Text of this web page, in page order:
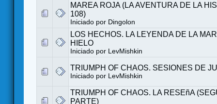
MAREA ROJA (LA AVENTURA DE LA
108)
Iniciado por Dingolon
LOS HECHOS. LA LEYENDA DE LA
HIELO
Iniciado por LevMishkin
TRIUMPH OF CHAOS. SESIONES DE
Iniciado por LevMishkin
TRIUMPH OF CHAOS. LA RESEñA
PARTE)